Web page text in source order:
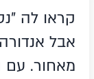
קראו לה
אבל